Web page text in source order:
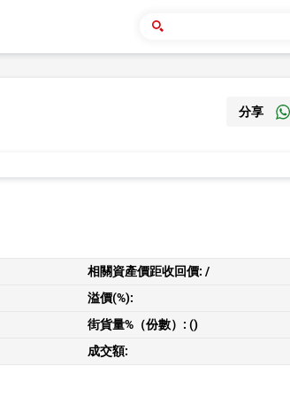
分享
相關資產價距收回價: /
溢價(%):
街貨量%（份數）: ()
成交額: